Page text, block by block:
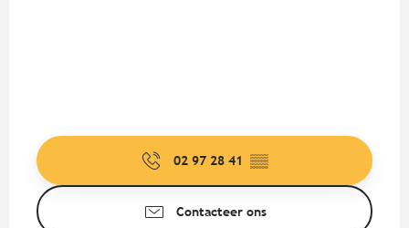
02 97 28 41 ▒▒
Contacteer ons